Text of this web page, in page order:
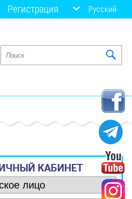
Регистрация Русский
КАБИНЕТ